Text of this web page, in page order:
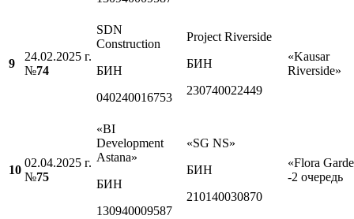
9
24.02.2025 г.
№74
SDN
Construction
БИН
040240016753
Project Riverside
БИН
230740022449
«Kausar
Riverside»
10
02.04.2025 г.
№75
«BI
Development
Astana»
БИН
130940009587
«SG NS»
БИН
210140030870
«Flora
-2 очередь